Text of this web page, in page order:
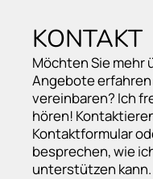
KONTAKT
Möchten Sie mehr
Angebote
vereinbaren? Ich
hören!
Kontaktformular
besprechen, wie
unterstützen kann.